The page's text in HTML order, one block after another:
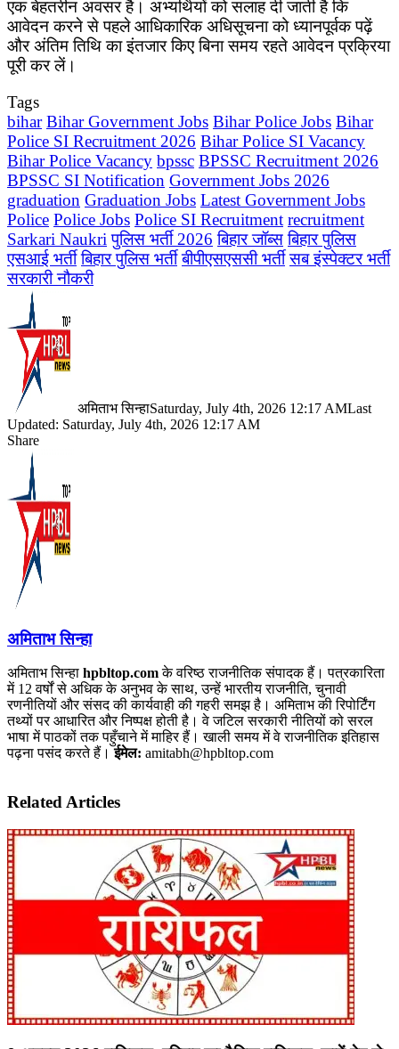
एक बेहतरीन अवसर है। अभ्यर्थियों को सलाह दी जाती है कि
आवेदन करने से पहले आधिकारिक अधिसूचना को ध्यानपूर्वक पढ़ें
और अंतिम तिथि का इंतजार किए बिना समय रहते आवेदन प्रक्रिया
पूरी कर लें।
Tags
bihar Bihar Government Jobs Bihar Police Jobs Bihar
Police SI Recruitment 2026 Bihar Police SI Vacancy
Bihar Police Vacancy bpssc BPSSC Recruitment 2026
BPSSC SI Notification Government Jobs 2026
graduation Graduation Jobs Latest Government Jobs
Police Police Jobs Police SI Recruitment recruitment
Sarkari Naukri पुलिस भर्ती 2026 बिहार जॉब्स बिहार पुलिस
एसआई भर्ती बिहार पुलिस भर्ती बीपीएसएससी भर्ती सब इंस्पेक्टर भर्ती
सरकारी नौकरी
अमिताभ सिन्हाSaturday, July 4th, 2026 12:17 AMLast
Updated: Saturday, July 4th, 2026 12:17 AM
Share
Facebook
LinkedIn
Pinterest
WhatsApp
Telegram
अमिताभ सिन्हा
अमिताभ सिन्हा hpbltop.comके वरिष्ठ राजनीतिक संपादक हैं। पत्रकारिता
में 12 वर्षों से अधिक के अनुभव के साथ, उन्हें भारतीय राजनीति, चुनावी
रणनीतियों और संसद की कार्यवाही की गहरी समझ है। अमिताभ की रिपोर्टिंग
तथ्यों पर आधारित और निष्पक्ष होती है। वे जटिल सरकारी नीतियों को सरल
भाषा में पाठकों तक पहुँचाने में माहिर हैं। खाली समय में वे राजनीतिक इतिहास
पढ़ना पसंद करते हैं।ईमेल: amitabh@hpbltop.com
Related Articles